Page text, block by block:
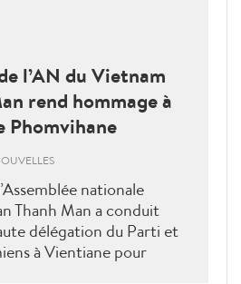
l’AN du Vietnam
rend hommage à
Phomvihane
nationale
Thanh Man a conduit
délégation du Parti et
à Vientiane pour